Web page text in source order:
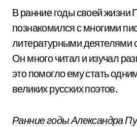
В ранние годы своей жизни
познакомился с многими
литературными деятелями
Он много читал и изучал
это помогло ему стать
великих русских поэтов.
Ранние годы Александра